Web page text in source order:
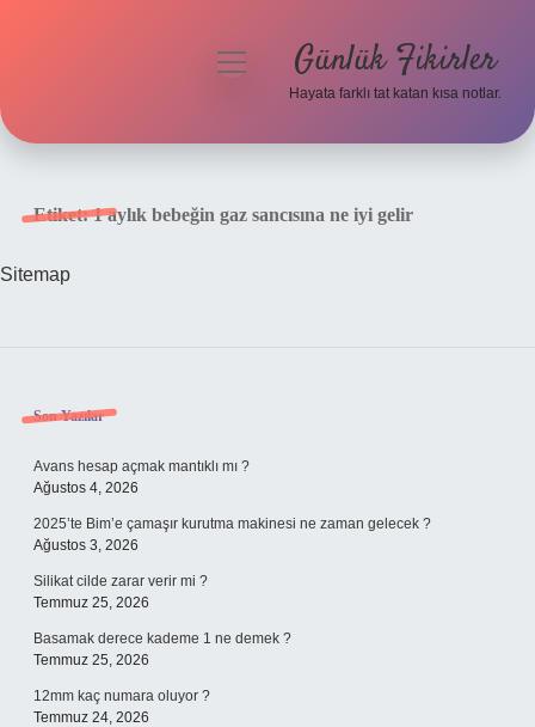
menüyü
Günlük Fikirler
Hayata farklı tat katan kısa notlar.
Etiket:1 aylık bebeğin gaz sancısına ne iyi gelir
Sitemap
Sidebar
Son Yazılar
Avans hesap açmak mantıklı mı ?
Ağustos 4, 2026
2025’te Bim’e çamaşır kurutma makinesi ne zaman gelecek ?
Ağustos 3, 2026
Silikat cilde zarar verir mi ?
Temmuz 25, 2026
Basamak derece kademe 1 ne demek ?
Temmuz 25, 2026
12mm kaç numara oluyor ?
Temmuz 24, 2026